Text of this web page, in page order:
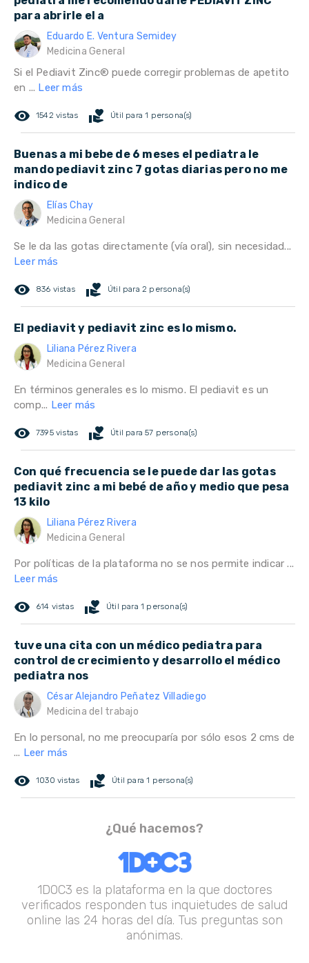
para abrirle el a
Eduardo E. Ventura Semidey
Medicina General
Si el Pediavit Zinc® puede corregir problemas de apetito
en ... Leer más
remove_red_eye 1542 vistas volunteer_activism Útil para 1 persona(s)
Buenas a mi bebe de 6 meses el pediatra le
mando pediavit zinc 7 gotas diarias pero no me
indico de
Elías Chay
Medicina General
Se le da las gotas directamente (vía oral), sin necesidad...
Leer más
remove_red_eye 836 vistas volunteer_activism Útil para 2 persona(s)
El pediavit y pediavit zinc es lo mismo.
Liliana Pérez Rivera
Medicina General
En términos generales es lo mismo. El pediavit es un
comp... Leer más
remove_red_eye 7395 vistas volunteer_activism Útil para 57 persona(s)
Con qué frecuencia se le puede dar las gotas
pediavit zinc a mi bebé de año y medio que pesa
13 kilo
Liliana Pérez Rivera
Medicina General
Por políticas de la plataforma no se nos permite indicar ...
Leer más
remove_red_eye 614 vistas volunteer_activism Útil para 1 persona(s)
tuve una cita con un médico pediatra para
control de crecimiento y desarrollo el médico
pediatra nos
César Alejandro Peñatez Villadiego
Medicina del trabajo
En lo personal, no me preocuparía por sólo esos 2 cms de
... Leer más
remove_red_eye 1030 vistas volunteer_activism Útil para 1 persona(s)
¿Qué hacemos?
1DOC3 es la plataforma en la que doctores
verificados responden tus inquietudes de salud
online las 24 horas del día. Tus preguntas son
anónimas.